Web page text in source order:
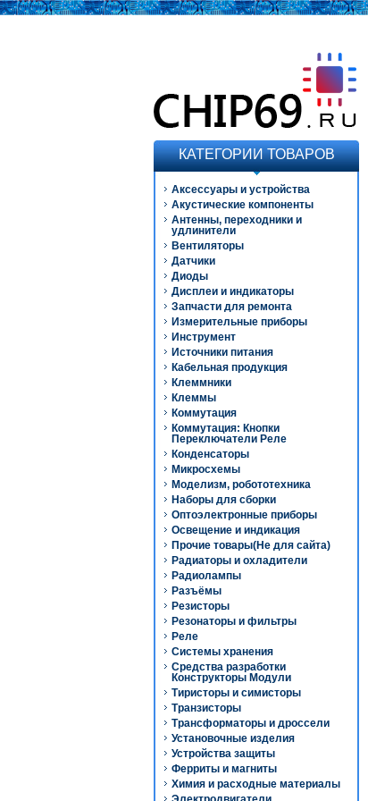
КАТЕГОРИИ ТОВАРОВ
Аксессуары и устройства
Акустические компоненты
Антенны, переходники и
удлинители
Вентиляторы
Датчики
Диоды
Дисплеи и индикаторы
Запчасти для ремонта
Измерительные приборы
Инструмент
Источники питания
Кабельная продукция
Клеммники
Клеммы
Коммутация
Коммутация: Кнопки
Переключатели Реле
Конденсаторы
Микросхемы
Моделизм, робототехника
Наборы для сборки
Оптоэлектронные приборы
Освещение и индикация
Прочие товары(Не для сайта)
Радиаторы и охладители
Радиолампы
Разъёмы
Резисторы
Резонаторы и фильтры
Реле
Системы хранения
Средства разработки
Конструкторы Модули
Тиристоры и симисторы
Транзисторы
Трансформаторы и дроссели
Установочные изделия
Устройства защиты
Ферриты и магниты
Химия и расходные материалы